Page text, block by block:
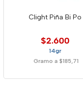
Clight Piña Bi Po
$2.600
14gr
Gramo a $185,71